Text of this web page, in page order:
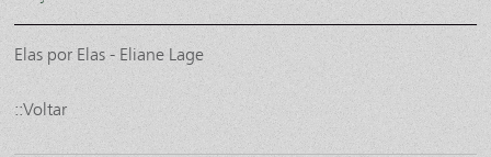
Elas por Elas - Eliane Lage
::Voltar